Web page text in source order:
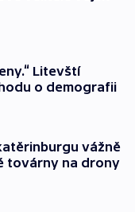
Litevští
o demografii
vážně
továrny na drony